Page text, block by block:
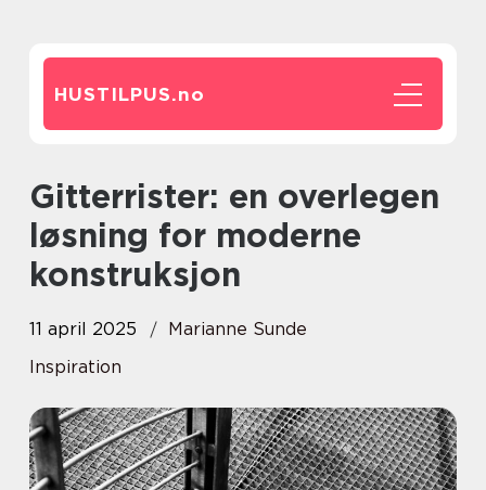
HUSTILPUS.no
Gitterrister: en overlegen
løsning for moderne
konstruksjon
11 april 2025
Marianne Sunde
Inspiration